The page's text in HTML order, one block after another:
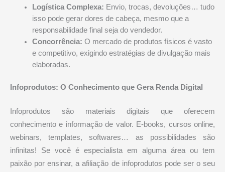
Logística Complexa: Envio, trocas, devoluções… tudo
isso pode gerar dores de cabeça, mesmo que a
responsabilidade final seja do vendedor.
Concorrência: O mercado de produtos físicos é vasto
e competitivo, exigindo estratégias de divulgação mais
elaboradas.
Infoprodutos: O Conhecimento que Gera Renda Digital
Infoprodutos são materiais digitais que oferecem
conhecimento e informação de valor. E-books, cursos online,
webinars, templates, softwares… as possibilidades são
infinitas! Se você é especialista em alguma área ou tem
paixão por ensinar, a afiliação de infoprodutos pode ser o seu